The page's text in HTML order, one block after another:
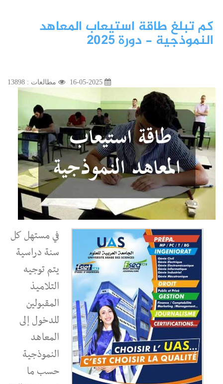
كم تبلغ طاقة استيعاب المعاهد
النموذجية - دورة 2025
مطالعات : 13898
في مستهل كل
سنة دراسية
يتم توجيه
التلاميذ
المقبولين
للدخول إلى
المعاهد
النموذجية
حسب ما